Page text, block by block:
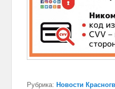
Рубрика: Новости